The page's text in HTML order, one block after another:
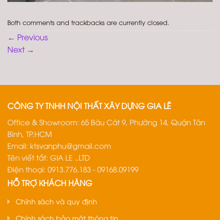
Both comments and trackbacks are currently closed.
← Previous
Next →
CÔNG TY TNHH NỘI THẤT XÂY DỰNG GIA LÊ
Office & Showroom: 65 Bàu Cát 9, Phường 14, Quận Tân
Bình, TP.HCM
Email: ktsvanphu@gmail.com
Tên viết tắt: GIA LE .,LTD
Điện thoại: 0913.776.183 - 09168.09199
HỖ TRỢ KHÁCH HÀNG
Chính sách và quy định
Chính sách bảo mật thông tin